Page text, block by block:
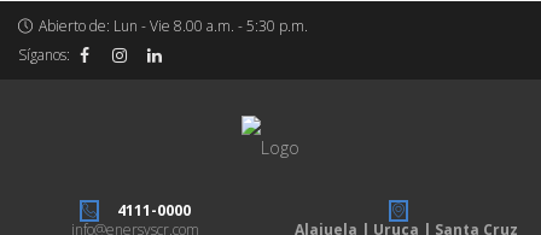
Abierto de: Lun - Vie 8.00 a.m. - 5:30 p.m.
Síganos:
4111-0000
info@enersyscr.com
Alajuela | Uruca | Santa Cruz